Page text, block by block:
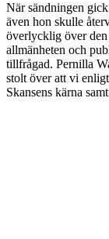
När sändningen
även hon skulle
överlycklig över den
allmänheten och
tillfrågad. Pernilla
stolt över att vi
Skansens kärna